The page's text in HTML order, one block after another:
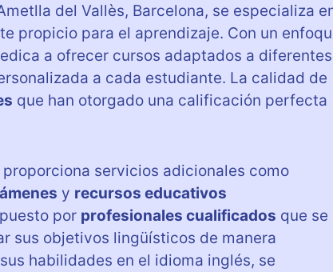
del Vallès, Barcelona, se especializa
propicio para el aprendizaje. Con un
a ofrecer cursos adaptados a diferentes
a cada estudiante. La calidad de
que han otorgado una calificación perfecta
servicios adicionales como
y recursos educativos
por profesionales cualificados que se
sus objetivos lingüísticos de manera
habilidades en el idioma inglés, se